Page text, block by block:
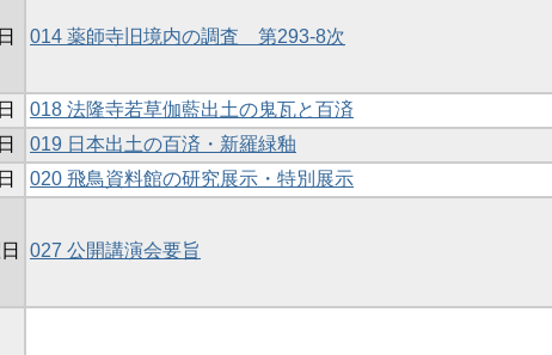
014 薬師寺旧境内の調査 第293-8次
018 法隆寺若草伽藍出土の鬼瓦と百済
019 日本出土の百済・新羅緑釉
020 飛鳥資料館の研究展示・特別展示
027 公開講演会要旨